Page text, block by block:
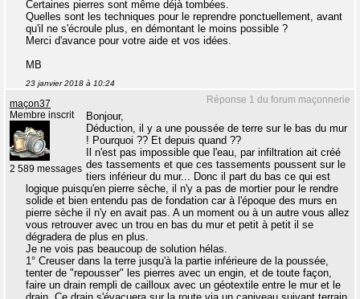
Certaines pierres sont même déjà tombées.
Quelles sont les techniques pour le reprendre ponctuellement, avant
qu'il ne s'écroule plus, en démontant le moins possible ?
Merci d'avance pour votre aide et vos idées.
MB
23 janvier 2018 à 10:24
Réponse 1 du forum maçonnerie
maçon37
Membre inscrit
2 589 messages
Bonjour,
Déduction, il y a une poussée de terre sur le bas du mur
! Pourquoi ?? Et depuis quand ??
Il n'est pas impossible que l'eau, par infiltration ait créé
des tassements et que ces tassements poussent sur le
tiers inférieur du mur... Donc il part du bas ce qui est
logique puisqu'en pierre sèche, il n'y a pas de mortier pour le rendre
solide et bien entendu pas de fondation car à l'époque des murs en
pierre sèche il n'y en avait pas. A un moment ou à un autre vous allez
vous retrouver avec un trou en bas du mur et petit à petit il se
dégradera de plus en plus.
Je ne vois pas beaucoup de solution hélas.
1° Creuser dans la terre jusqu'à la partie inférieure de la poussée,
tenter de "repousser" les pierres avec un engin, et de toute façon,
faire un drain rempli de cailloux avec un géotextile entre le mur et le